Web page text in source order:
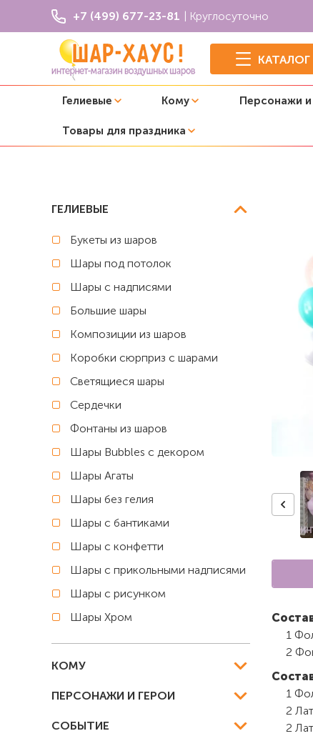
+7 (499) 677-23-81 | Круглосуточно
КАТАЛОГ
Гелиевые Кому Персонажи и
Товары для праздника
C цифрой
ГЕЛИЕВЫЕ
Букеты из шаров
Шары под потолок
Шары с надписями
Большие шары
Композиции из шаров
Коробки сюрприз с шарами
Светящиеся шары
Сердечки
Фонтаны из шаров
Шары Bubbles с декором
Шары Агаты
Шары без гелия
Шары с бантиками
Шары с конфетти
Шары с прикольными надписями
Шары с рисунком
Шары Хром
КОМУ
ПЕРСОНАЖИ И ГЕРОИ
СОБЫТИЕ
1
2
1
2
2